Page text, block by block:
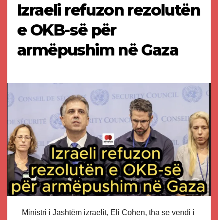
Izraeli refuzon rezolutën
e OKB-së për
armëpushim në Gaza
Ministri i Jashtëm izraelit, Eli Cohen, tha se vendi i